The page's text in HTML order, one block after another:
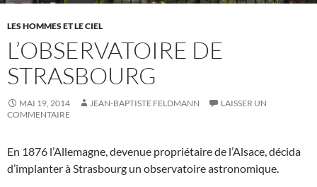
LES HOMMES ET LE CIEL
L’OBSERVATOIRE DE
STRASBOURG
MAI 19, 2014 JEAN-BAPTISTE FELDMANN
LAISSER UN
COMMENTAIRE
En 1876 l’Allemagne, devenue propriétaire de l’Alsace, décida
d’implanter à Strasbourg un observatoire astronomique.